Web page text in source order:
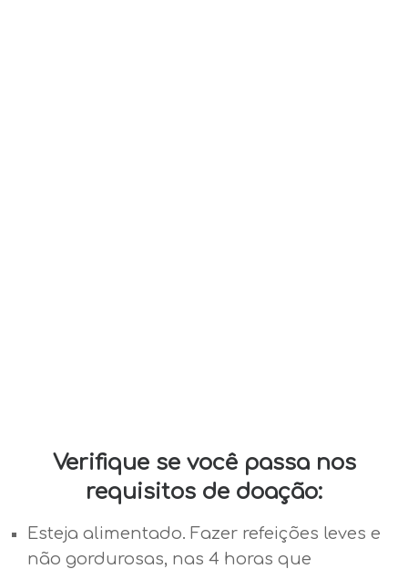
Verifique se você passa nos
requisitos de doação:
Esteja alimentado. Fazer refeições leves e
não gordurosas, nas 4 horas que